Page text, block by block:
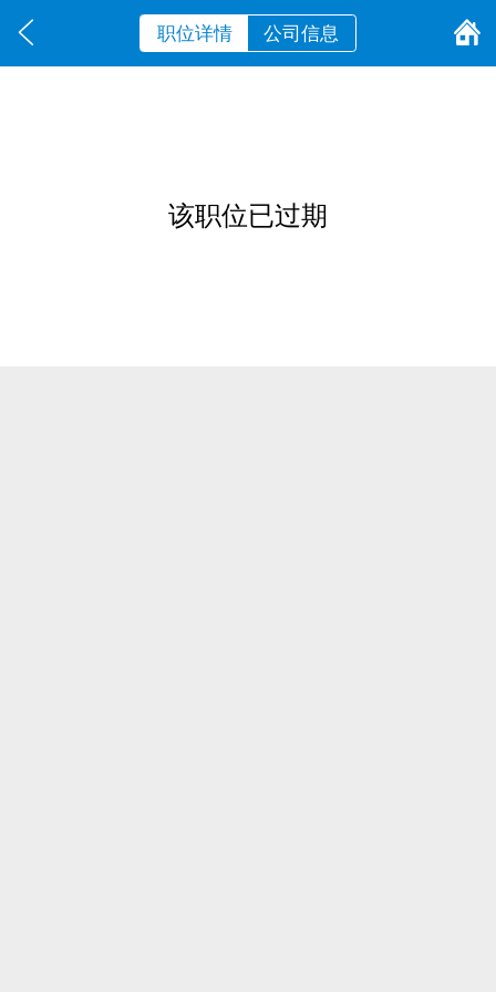
职位详情 公司信息
该职位已过期